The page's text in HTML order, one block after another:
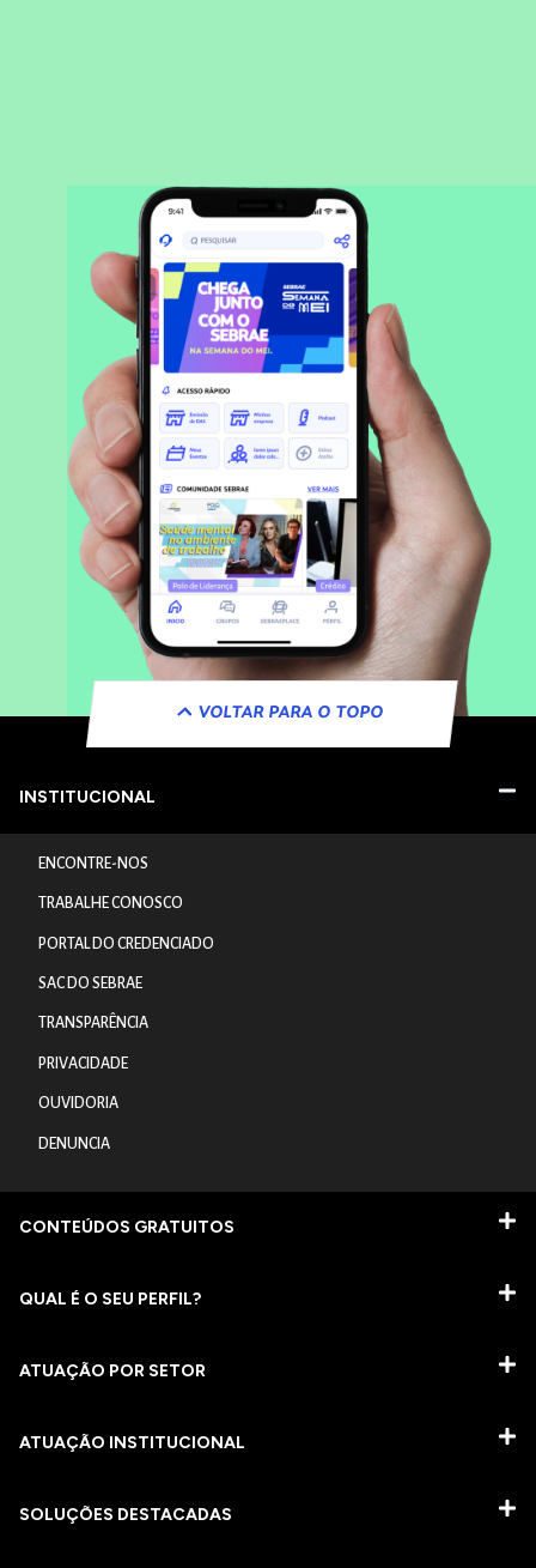
VOLTAR PARA O TOPO
INSTITUCIONAL
ENCONTRE-NOS
TRABALHE CONOSCO
PORTAL DO CREDENCIADO
SAC DO SEBRAE
TRANSPARÊNCIA
PRIVACIDADE
OUVIDORIA
DENUNCIA
CONTEÚDOS GRATUITOS
QUAL É O SEU PERFIL?
ATUAÇÃO POR SETOR
ATUAÇÃO INSTITUCIONAL
SOLUÇÕES DESTACADAS